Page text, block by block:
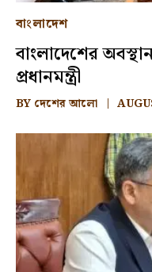
বাংলাদেশ
বাংলাদেশের
প্রধানমন্ত্রী
BY দেশের আলো